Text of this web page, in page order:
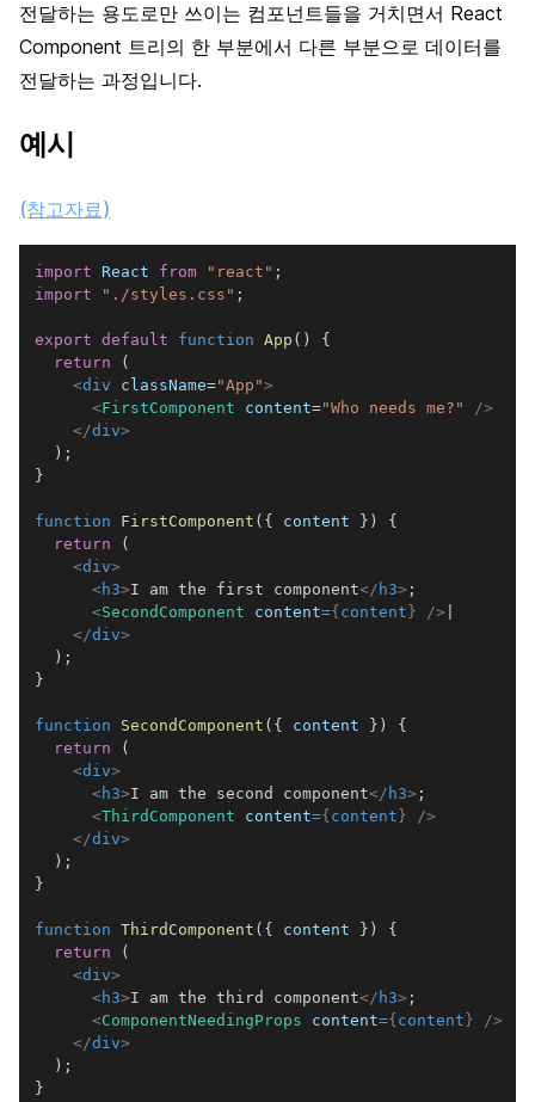
전달하는 용도로만 쓰이는 컴포넌트들을 거치면서 React
Component 트리의 한 부분에서 다른 부분으로 데이터를
전달하는 과정입니다.
예시
(참고자료)
import React from "react" ;
import
"./styles.css" ;
export default function App ( )
{
return
(
<div className="App ">
<FirstComponent content="Who needs me? "
/>
</div>
) ;
}
function FirstComponent ( { content } )
{
return
(
<div>
<h3>I am the first component</ h3>
<SecondComponent content={ content } />
</div>
) ;
}
function SecondComponent ( { content } )
{
return
(
<div>
<h3>I am the second component</ h3>
<ThirdComponent content={ content }
/>
</div>
) ;
}
function ThirdComponent ( { content } )
{
return
(
<div>
<h3>I am the third component</ h3>
<ComponentNeedingProps content={ content }
/>
</div>
) ;
}